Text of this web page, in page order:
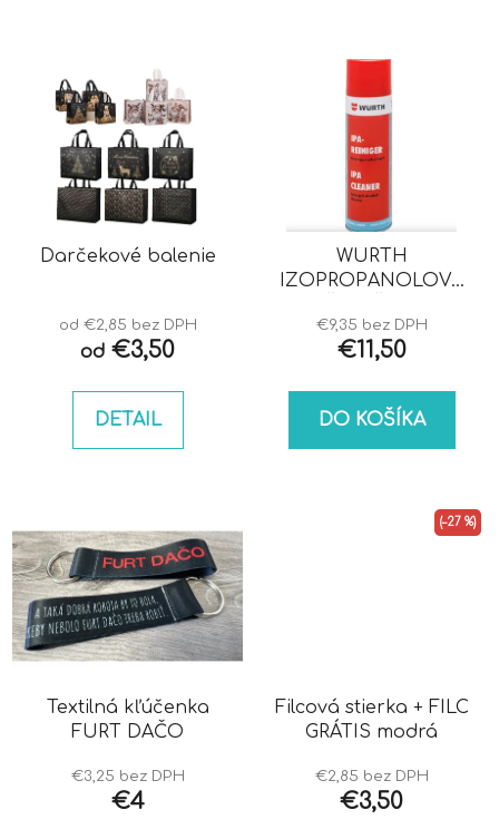
Darčekové balenie
od €2,85 bez DPH
od €3,50
DETAIL
WURTH
IZOPROPANOLOVÝ
€9,35 bez DPH
€11,50
DO KOŠÍKA
Textilná kľúčenka
FURT DAČO
€3,25 bez DPH
€4
Filcová stierka + FILC
GRÁTIS modrá
€2,85 bez DPH
€3,50
(–27 %)